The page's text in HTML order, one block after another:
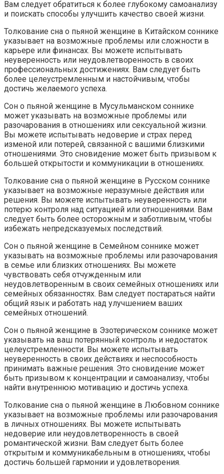
Вам следует обратиться к более глубокому самоанализу
и поискать способы улучшить качество своей жизни.
Толкование сна о пьяной женщине в Китайском соннике
указывает на возможные проблемы или сложности в
карьере или финансах. Вы можете испытывать
неуверенность или неудовлетворенность в своих
профессиональных достижениях. Вам следует быть
более целеустремленным и настойчивым, чтобы
достичь желаемого успеха.
Сон о пьяной женщине в Мусульманском соннике
может указывать на возможные проблемы или
разочарования в отношениях или сексуальной жизни.
Вы можете испытывать недоверие и страх перед
изменой или потерей, связанной с вашими близкими
отношениями. Это сновидение может быть призывом к
большей открытости и коммуникации в отношениях.
Толкование сна о пьяной женщине в Русском соннике
указывает на возможные неразумные действия или
решения. Вы можете испытывать неуверенность или
потерю контроля над ситуацией или отношениями. Вам
следует быть более осторожным и заботливым, чтобы
избежать непредсказуемых последствий.
Сон о пьяной женщине в Семейном соннике может
указывать на возможные проблемы или разочарования
в семье или близких отношениях. Вы можете
чувствовать себя отчужденным или
неудовлетворенным в своих семейных отношениях или
семейных обязанностях. Вам следует постараться найти
общий язык и работать над улучшением ваших
семейных отношений.
Сон о пьяной женщине в Эзотерическом соннике может
указывать на ваш потерянный контроль и недостаток
целеустремленности. Вы можете испытывать
неуверенность в своих действиях и неспособность
принимать важные решения. Это сновидение может
быть призывом к концентрации и самоанализу, чтобы
найти внутреннюю мотивацию и достичь успеха.
Толкование сна о пьяной женщине в Любовном соннике
указывает на возможные проблемы или разочарования
в личных отношениях. Вы можете испытывать
недоверие или неудовлетворенность в своей
романтической жизни. Вам следует быть более
открытым и коммуникабельным в отношениях, чтобы
достичь большей гармонии и удовлетворения.